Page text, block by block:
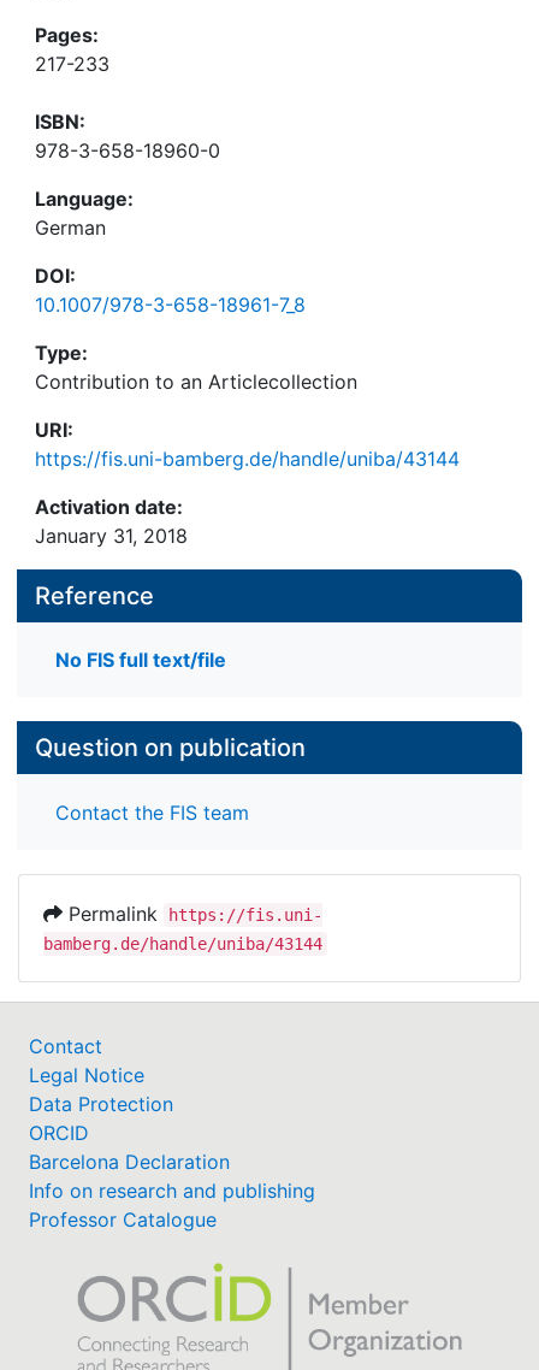
Pages:
217-233
ISBN:
978-3-658-18960-0
Language:
German
DOI:
10.1007/978-3-658-18961-7_8
Type:
Contribution to an Articlecollection
URI:
https://fis.uni-bamberg.de/handle/uniba/43144
Activation date:
January 31, 2018
Reference
No FIS full text/file
Question on publication
Contact the FIS team
Permalink
https://fis.uni-
bamberg.de/handle/uniba/43144
Contact
Legal Notice
Data Protection
ORCID
Barcelona Declaration
Info on research and publishing
Professor Catalogue